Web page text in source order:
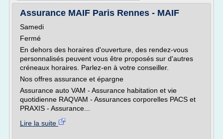
Assurance MAIF Paris Rennes - MAIF
Samedi
Fermé
En dehors des horaires d'ouverture, des rendez-vous
personnalisés peuvent vous être proposés sur d'autres
créneaux horaires. Parlez-en à votre conseiller.
Nos offres assurance et épargne
Assurance auto VAM - Assurance habitation et vie
quotidienne RAQVAM - Assurances corporelles PACS et
PRAXIS - Assurance...
Lire la suite